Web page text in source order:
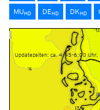
MUHD DEHD DKHD
Updatezeiten: ca. 4:45-6:00